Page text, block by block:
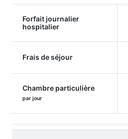
Forfait journalier
hospitalier
Frais de séjour
Chambre particulière
par jour